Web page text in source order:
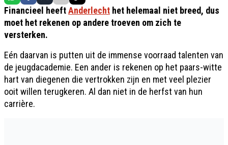
Financieel heeftAnderlecht het helemaal niet breed, dus
moet het rekenen op andere troeven om zich te
versterken.
Eén daarvan is putten uit de immense voorraad talenten van
de jeugdacademie. Een ander is rekenen op het paars-witte
hart van diegenen die vertrokken zijn en met veel plezier
ooit willen terugkeren. Al dan niet in de herfst van hun
carrière.